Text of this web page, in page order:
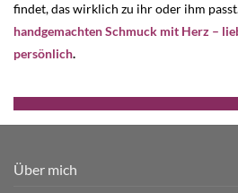
findet, das wirklich zu ihr oder ihm
handgemachten Schmuck mit Herz –
persönlich.
Über mich